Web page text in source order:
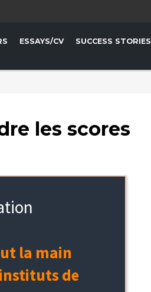
ESSAYS/CV SUCCESS STORIES
les scores